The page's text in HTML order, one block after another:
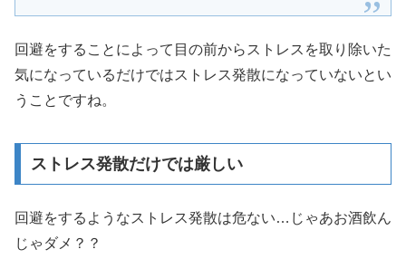
回避をすることによって目の前からストレスを取り除いた
気になっているだけではストレス発散になっていないとい
うことですね。
ストレス発散だけでは厳しい
回避をするようなストレス発散は危ない…じゃあお酒飲ん
じゃダメ？？